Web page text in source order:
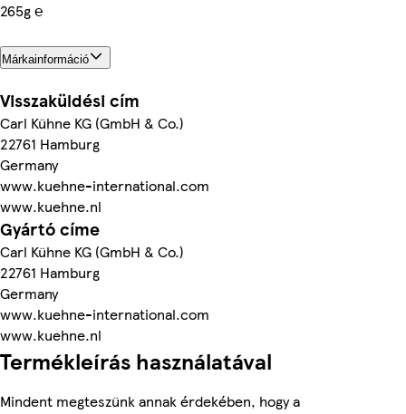
265g ℮
Márkainformáció
Visszaküldési cím
Carl Kühne KG (GmbH & Co.)
22761 Hamburg
Germany
www.kuehne-international.com
www.kuehne.nl
Gyártó címe
Carl Kühne KG (GmbH & Co.)
22761 Hamburg
Germany
www.kuehne-international.com
www.kuehne.nl
Termékleírás használatával
Mindent megteszünk annak érdekében, hogy a